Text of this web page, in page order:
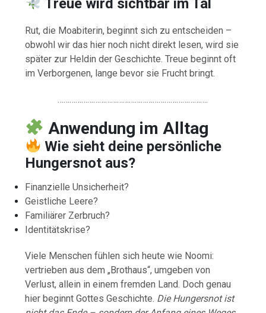
Treue wird sichtbar im Tal
Rut, die Moabiterin, beginnt sich zu entscheiden –
obwohl wir das hier noch nicht direkt lesen, wird sie
später zur Heldin der Geschichte. Treue beginnt oft
im Verborgenen, lange bevor sie Frucht bringt.
………………………………………………………………….
Anwendung im Alltag
Wie sieht deine persönliche
Hungersnot aus?
Finanzielle Unsicherheit?
Geistliche Leere?
Familiärer Zerbruch?
Identitätskrise?
Viele Menschen fühlen sich heute wie Noomi:
vertrieben aus dem „Brothaus“, umgeben von
Verlust, allein in einem fremden Land. Doch genau
hier beginnt Gottes Geschichte. Die Hungersnot ist